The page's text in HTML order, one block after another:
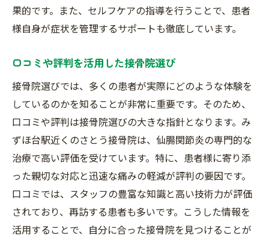
痛みの原因を根本から改善する方法
施術後のアフターケアの流れ
継続的な施術のスケジュール設定
接骨院選びで失敗しないためのポイントを徹底
解説
事前のリサーチが鍵
施術者の経験と資格を確認
治療方針が合っているかの確認
費用と通院のコストを把握
患者の意見を反映した施術
実際に訪れて雰囲気を確かめる
果的です。また、セルフケアの指導を行うことで、患者
様自身が症状を管理するサポートも徹底しています。
口コミや評判を活用した接骨院選び
接骨院選びでは、多くの患者が実際にどのような体験を
しているのかを知ることが非常に重要です。そのため、
口コミや評判は接骨院選びの大きな指針となります。み
ずほ台駅近くのさとう接骨院は、仙腸関節炎の専門的な
治療で高い評価を受けています。特に、患者様に寄り添
った親切な対応と迅速な痛みの軽減が評判の要因です。
口コミでは、スタッフの豊富な知識と高い技術力が評価
されており、再訪する患者も多いです。こうした情報を
活用することで、自分に合った接骨院を見つけることが